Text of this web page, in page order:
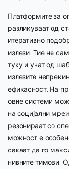
Платформите за
разликуваат од
итеративно
излези. Тие не
туку и учат од
излезите
ефикасност. На
овие системи
на социјални
резонираат со
можност е
сакаат да го
нивните тимови.